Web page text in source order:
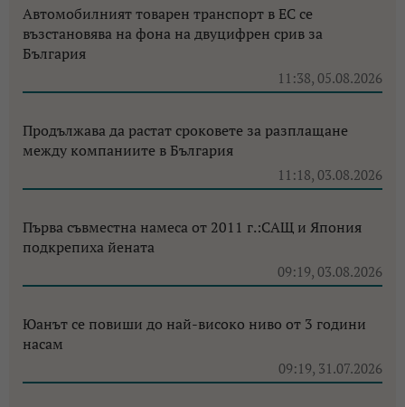
Автомобилният товарен транспорт в ЕС се
възстановява на фона на двуцифрен срив за
България
11:38, 05.08.2026
Продължава да растат сроковете за разплащане
между компаниите в България
11:18, 03.08.2026
Първа съвместна намеса от 2011 г.:САЩ и Япония
подкрепиха йената
09:19, 03.08.2026
Юанът се повиши до най-високо ниво от 3 години
насам
09:19, 31.07.2026